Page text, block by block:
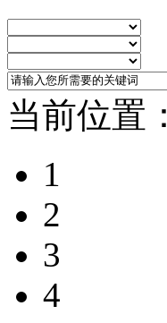
当前位置：
1
2
3
4